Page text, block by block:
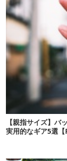
【親指サイズ】バ
実用的なギア5選【